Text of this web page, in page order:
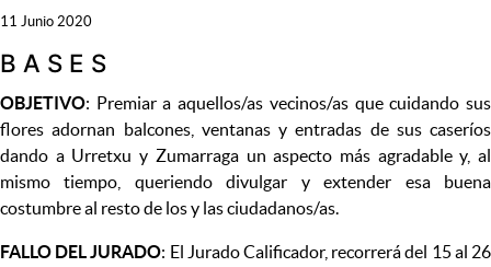
11 Junio 2020
B A S E S
OBJETIVO: Premiar a aquellos/as vecinos/as que cuidando sus
flores adornan balcones, ventanas y entradas de sus caseríos
dando a Urretxu y Zumarraga un aspecto más agradable y, al
mismo tiempo, queriendo divulgar y extender esa buena
costumbre al resto de los y las ciudadanos/as.
FALLO DEL JURADO: El Jurado Calificador, recorrerá del 15 al 26